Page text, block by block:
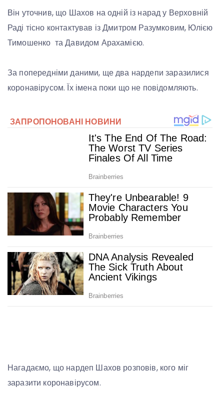
Він уточнив, що Шахов на одній із нарад у Верховній
Раді тісно контактував із Дмитром Разумковим, Юлією
Тимошенко та Давидом Арахамією.
За попередніми даними, ще два нардепи заразилися
коронавірусом. Їх імена поки що не повідомляють.
Нагадаємо, що нардеп Шахов розповів, кого міг
заразити коронавірусом.